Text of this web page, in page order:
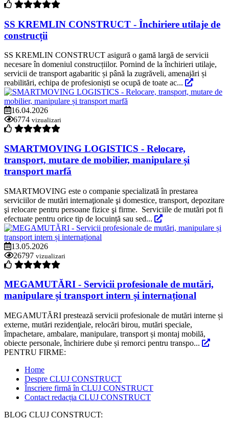
SS KREMLIN CONSTRUCT - Închiriere utilaje de
construcții
SS KREMLIN CONSTRUCT asigură o gamă largă de servicii
necesare în domeniul construcțiilor. Pornind de la închirieri utilaje,
servicii de transport agabaritic și până la zugrăveli, amenajări și
reabilitări, echipa de profesioniști se ocupă de toate ac...
16.04.2026
6774 vizualizari
SMARTMOVING LOGISTICS - Relocare,
transport, mutare de mobilier, manipulare și
transport marfă
SMARTMOVING este o companie specializată în prestarea
serviciilor de mutări internaţionale şi domestice, transport, depozitare
şi relocare pentru persoane fizice şi firme. Serviciile de mutări pot fi
efectuate pentru orice tip de locuință sau sed...
13.05.2026
26797 vizualizari
MEGAMUTĂRI - Servicii profesionale de mutări,
manipulare și transport intern și internațional
MEGAMUTĂRI prestează servicii profesionale de mutări interne și
externe, mutări rezidenţiale, relocări birou, mutări speciale,
împachetare, ambalare, manipulare, transport și montaj mobilă,
obiecte personale, închiriere dube și remorci pentru transpo...
PENTRU FIRME:
Home
Despre CLUJ CONSTRUCT
Înscriere firmă în CLUJ CONSTRUCT
Contact redacția CLUJ CONSTRUCT
BLOG CLUJ CONSTRUCT: